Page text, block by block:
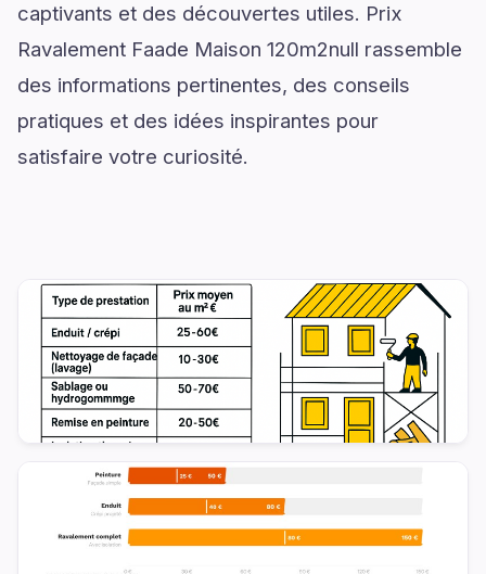
captivants et des découvertes utiles. Prix
Ravalement Faade Maison 120m2null rassemble
des informations pertinentes, des conseils
pratiques et des idées inspirantes pour
satisfaire votre curiosité.